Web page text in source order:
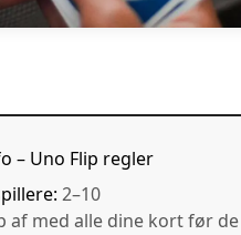
– Uno Flip regler
2–10
af med alle dine kort før